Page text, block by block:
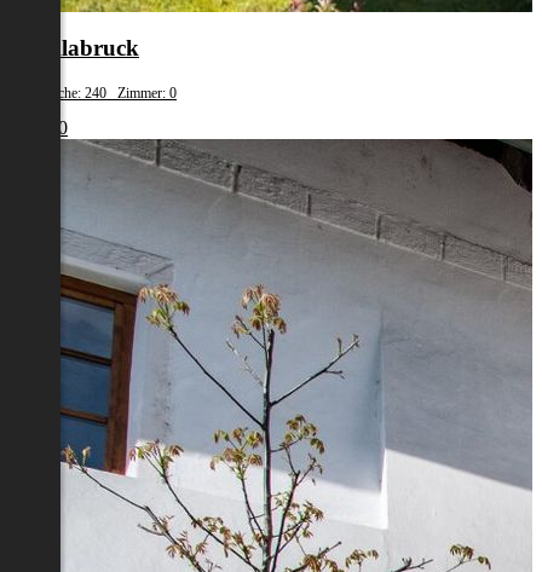
Vöcklabruck
Wohnfläche: 240 Zimmer: 0
€ 3.400